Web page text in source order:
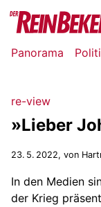
Panorama
re-view
»Lieber
23. 5. 2022, von
In den Medien
der Krieg